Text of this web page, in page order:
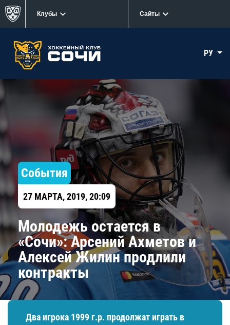
Клубы Сайты
РУ
События
27 МАРТА, 2019, 20:09
Молодежь остается в
«Сочи»: Арсений Ахметов и
Алексей Жилин продлили
контракты
Два игрока 1999 г.р. продолжат играть в